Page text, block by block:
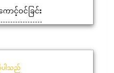
ာင့်ဝင်ခြင်း
ါသည်